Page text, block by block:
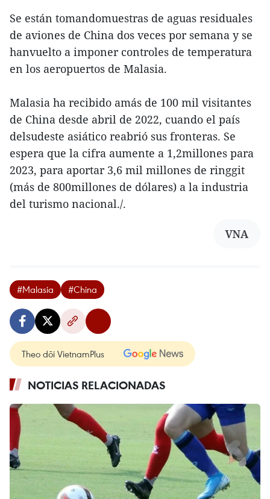
Se están tomandomuestras de aguas residuales
de aviones de China dos veces por semana y se
hanvuelto a imponer controles de temperatura
en los aeropuertos de Malasia.
Malasia ha recibido amás de 100 mil visitantes
de China desde abril de 2022, cuando el país
delsudeste asiático reabrió sus fronteras. Se
espera que la cifra aumente a 1,2millones para
2023, para aportar 3,6 mil millones de ringgit
(más de 800millones de dólares) a la industria
del turismo nacional./.
VNA
#Malasia #China
Theo dõi VietnamPlus
NOTICIAS RELACIONADAS